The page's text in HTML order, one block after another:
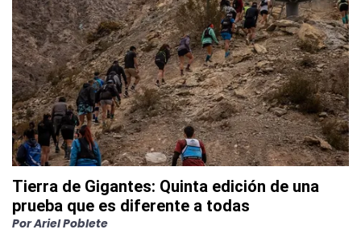
Tierra de Gigantes: Quinta edición de una
prueba que es diferente a todas
PorAriel Poblete